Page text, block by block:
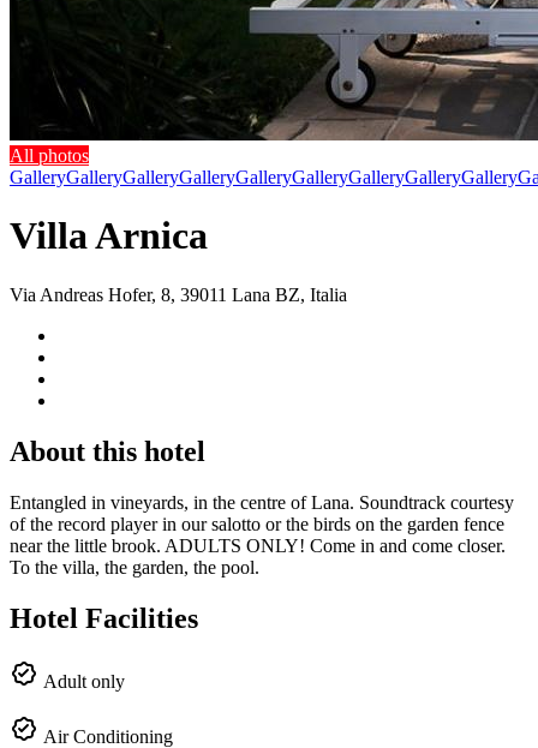
All photos
GalleryGalleryGalleryGalleryGalleryGalleryGalleryGalleryGallery
Villa Arnica
Via Andreas Hofer, 8, 39011 Lana BZ, Italia
About this hotel
Entangled in vineyards, in the centre of Lana. Soundtrack courtesy
of the record player in our salotto or the birds on the garden fence
near the little brook. ADULTS ONLY! Come in and come closer.
To the villa, the garden, the pool.
Hotel Facilities
Adult only
Air Conditioning